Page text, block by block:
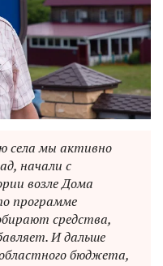
села мы активно
начали с
возле Дома
программе
средства,
И дальше
бюджета,